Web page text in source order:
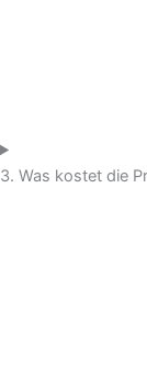
3. Was kostet die